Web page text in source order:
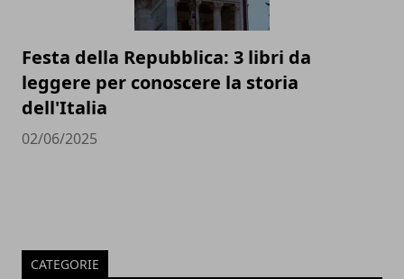
Festa della Repubblica: 3 libri da
leggere per conoscere la storia
dell'Italia
02/06/2025
CATEGORIE